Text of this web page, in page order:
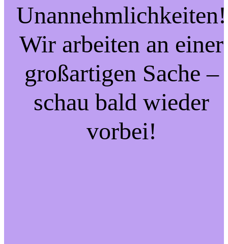
Unannehmlichkeiten!
Wir arbeiten an einer
großartigen Sache –
schau bald wieder
vorbei!